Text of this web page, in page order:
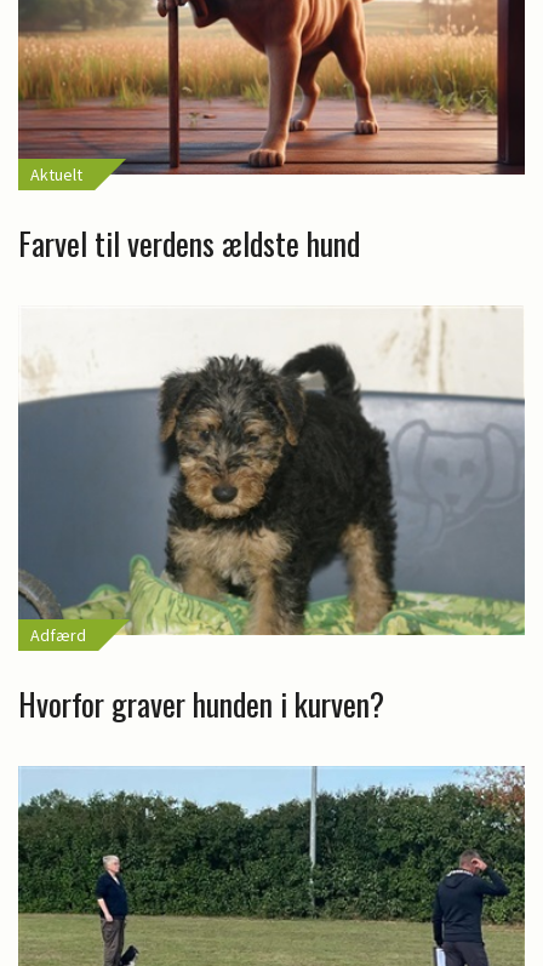
Aktuelt
Farvel til verdens ældste hund
Adfærd
Hvorfor graver hunden i kurven?